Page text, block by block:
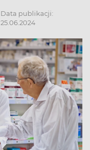
Data publikacji:
25.06.2024